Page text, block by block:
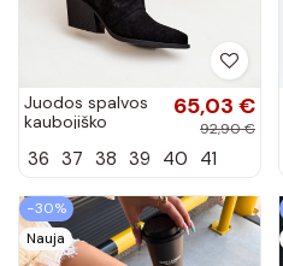
Juodos spalvos
kaubojiško
su kulniukais
65,03 €
92,90 €
36 37 38 39 40 41
−30%
Nauja